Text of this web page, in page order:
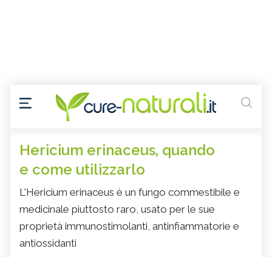
Hericium erinaceus, quando
e come utilizzarlo
L'Hericium erinaceus è un fungo commestibile e
medicinale piuttosto raro, usato per le sue
proprietà immunostimolanti, antinfiammatorie e
antiossidanti